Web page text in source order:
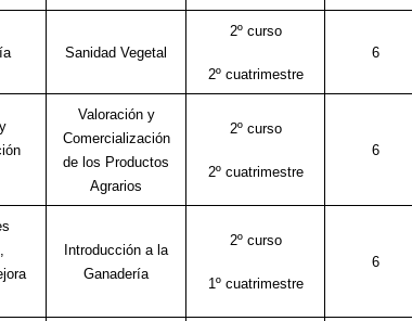
Sanidad Vegetal
2º curso
2º cuatrimestre
6
Valoración y
Comercialización
de los Productos
Agrarios
2º curso
2º cuatrimestre
6
Introducción a la
Ganadería
2º curso
1º cuatrimestre
6